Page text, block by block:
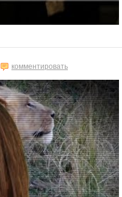
комментировать